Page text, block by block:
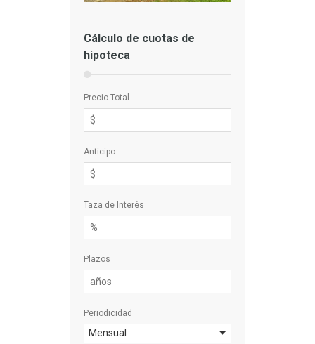
Cálculo de cuotas de
hipoteca
Precio Total
Anticipo
Taza de Interés
Plazos
Periodicidad